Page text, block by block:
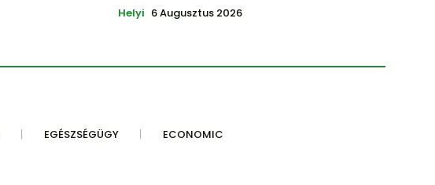
Helyi 6 Augusztus 2026
EGÉSZSÉGÜGY ECONOMIC